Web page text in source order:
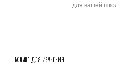
для вашей
Больше для изучения: